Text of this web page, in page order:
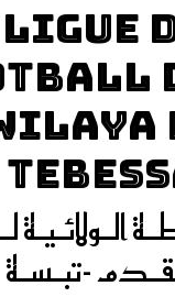
LIGUE
-تبـسـة